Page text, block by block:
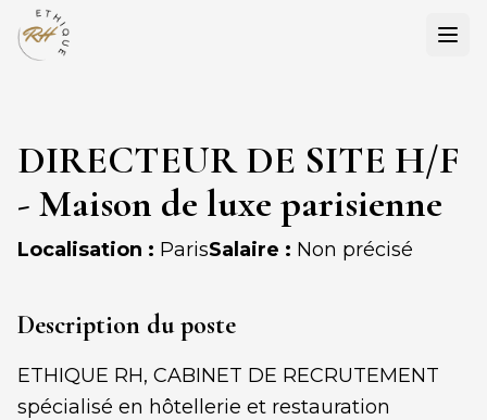
DIRECTEUR DE SITE H/F
- Maison de luxe parisienne
Localisation : ParisSalaire : Non précisé
Description du poste
ETHIQUE RH, CABINET DE RECRUTEMENT
spécialisé en hôtellerie et restauration